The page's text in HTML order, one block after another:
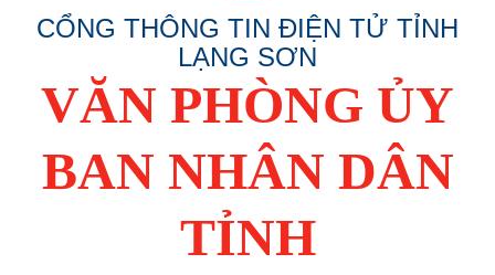
CỔNG THÔNG TIN ĐIỆN TỬ TỈNH
LẠNG SƠN
VĂN PHÒNG ỦY
BAN NHÂN DÂN
TỈNH